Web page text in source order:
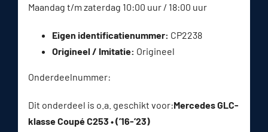
Maandag t/m zaterdag 10:00 uur / 18:00 uur
Eigen identificatienummer: CP2238
Origineel / Imitatie: Origineel
Onderdeelnummer:
Dit onderdeel is o.a. geschikt voor:Mercedes GLC-
klasse Coupé C253 • (’16-’23)